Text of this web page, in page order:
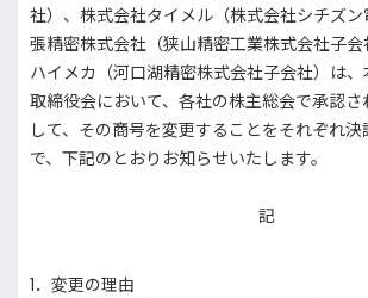
社）、株式会社タイメル（株式会社シチズ
張精密株式会社（狭山精密工業株式会社子
ハイメカ（河口湖精密株式会社子会社）は
取締役会において、各社の株主総会で承認さ
して、その商号を変更することをそれぞれ
で、下記のとおりお知らせいたします。
記
1．変更の理由